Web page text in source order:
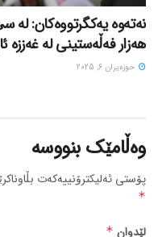
هەزار فەڵەستینی لە غەززە
حوزه‌یران 6, 2025
وەڵامێک بنووسە
پۆستی ئەلیکترۆنییەکەت
*
لێدوان *